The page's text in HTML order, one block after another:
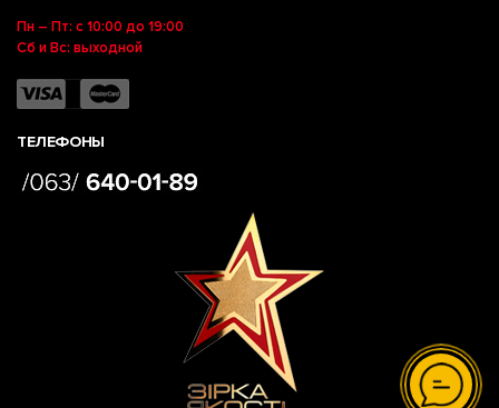
Пн – Пт: с 10:00 до 19:00
Сб и Вс: выходной
ТЕЛЕФОНЫ